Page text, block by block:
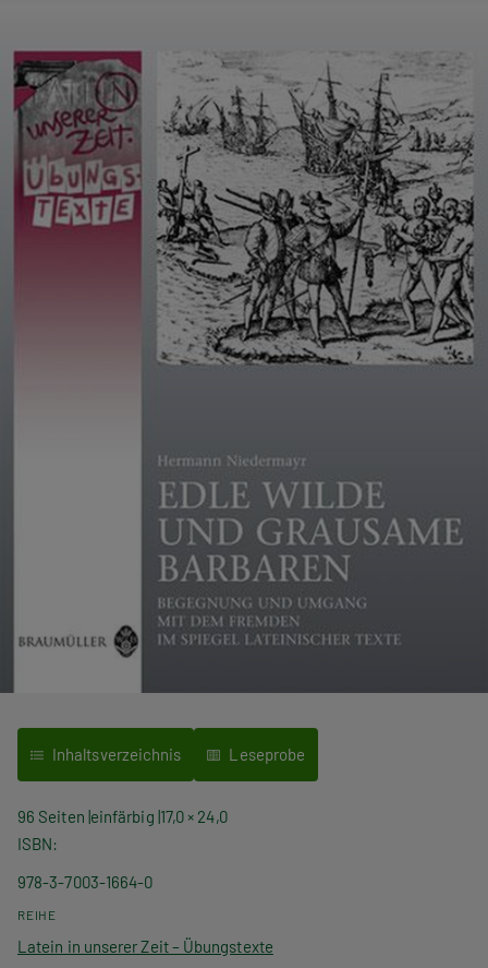
o
n
Inhaltsverzeichnis Leseprobe
96 Seiten einfärbig 17,0 × 24,0
ISBN
978-3-7003-1664-0
REIHE
Latein in unserer Zeit – Übungstexte